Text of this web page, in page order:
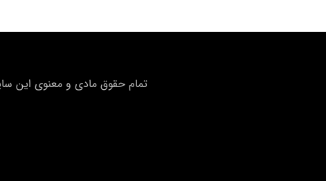
تمام حقوق مادی و معنوی این